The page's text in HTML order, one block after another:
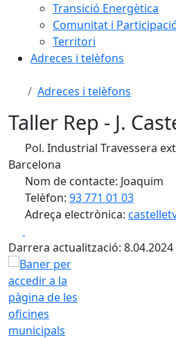
Transició Energètica
Comunitat i
Territori
Adreces i telèfons
Adreces i telèfons
Taller Rep - J.
Pol. Industrial Travessera
Barcelona
Nom de contacte: Joaquim
Telèfon: 93 771 01 03
Adreça electrònica:
Darrera actualització: